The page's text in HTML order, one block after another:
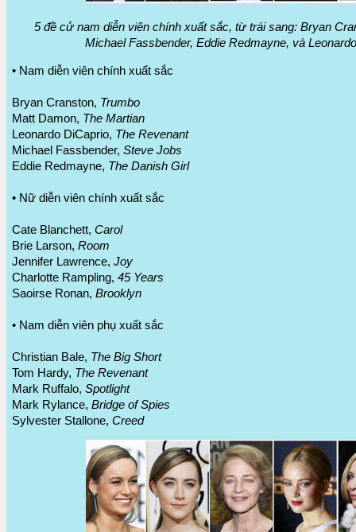
5 đề cử nam diễn viên chính xuất sắc, từ trái sang: Bryan
Michael Fassbender, Eddie Redmayne, và
• Nam diễn viên chính xuất sắc
Bryan Cranston, Trumbo
Matt Damon, The Martian
Leonardo DiCaprio, The Revenant
Michael Fassbender, Steve Jobs
Eddie Redmayne, The Danish Girl
• Nữ diễn viên chính xuất sắc
Cate Blanchett, Carol
Brie Larson, Room
Jennifer Lawrence, Joy
Charlotte Rampling, 45 Years
Saoirse Ronan, Brooklyn
• Nam diễn viên phụ xuất sắc
Christian Bale, The Big Short
Tom Hardy, The Revenant
Mark Ruffalo, Spotlight
Mark Rylance, Bridge of Spies
Sylvester Stallone, Creed